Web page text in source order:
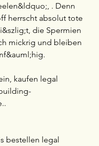
. Denn
herrscht absolut tote
die Spermien
mickrig und bleiben
kaufen legal
bestellen legal